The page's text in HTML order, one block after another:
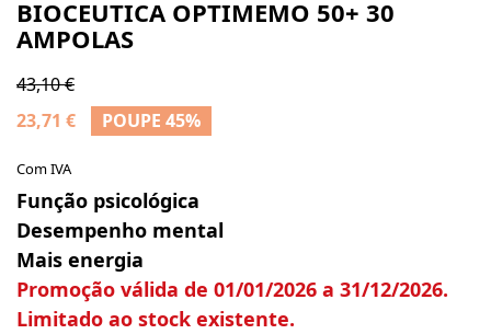
BIOCEUTICA OPTIMEMO 50+ 30
AMPOLAS
43,10 €
23,71 €
POUPE 45%
Com IVA
Função psicológica
Desempenho mental
Mais energia
Promoção válida de 01/01/2026 a 31/12/2026.
Limitado ao stock existente.